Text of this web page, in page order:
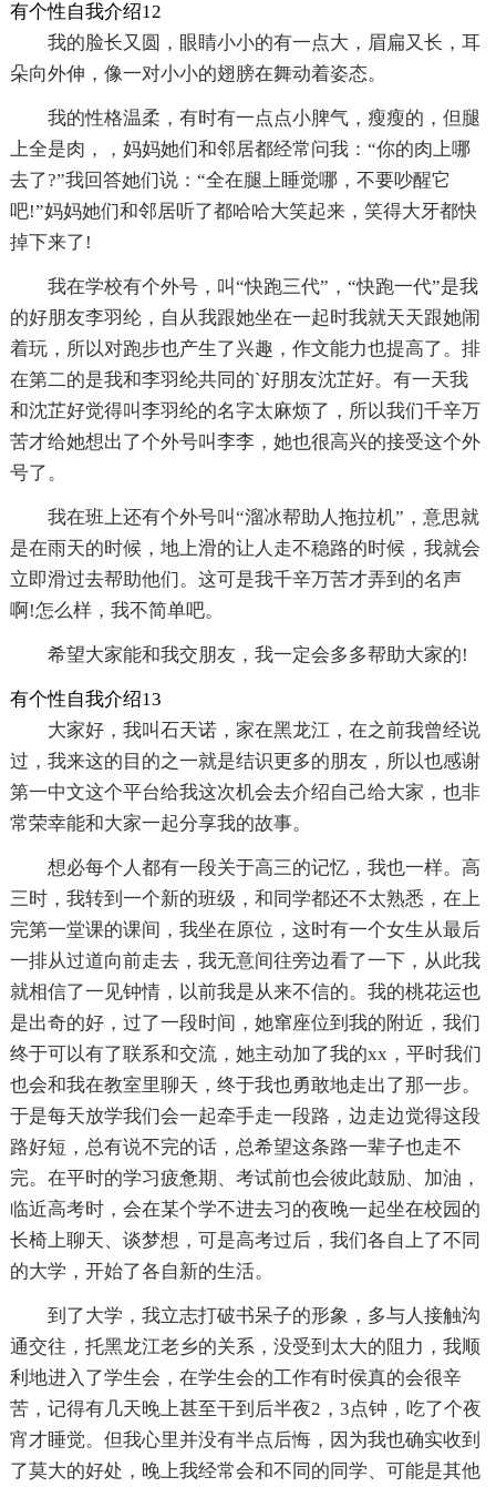
有个性自我介绍12
我的脸长又圆，眼睛小小的有一点大，眉扁又长，耳
朵向外伸，像一对小小的翅膀在舞动着姿态。
我的性格温柔，有时有一点点小脾气，瘦瘦的，但腿
上全是肉，，妈妈她们和邻居都经常问我：“你的肉上哪
去了?”我回答她们说：“全在腿上睡觉哪，不要吵醒它
吧!”妈妈她们和邻居听了都哈哈大笑起来，笑得大牙都快
掉下来了!
我在学校有个外号，叫“快跑三代”，“快跑一代”是我
的好朋友李羽纶，自从我跟她坐在一起时我就天天跟她闹
着玩，所以对跑步也产生了兴趣，作文能力也提高了。排
在第二的是我和李羽纶共同的`好朋友沈芷好。有一天我
和沈芷好觉得叫李羽纶的名字太麻烦了，所以我们千辛万
苦才给她想出了个外号叫李李，她也很高兴的接受这个外
号了。
我在班上还有个外号叫“溜冰帮助人拖拉机”，意思就
是在雨天的时候，地上滑的让人走不稳路的时候，我就会
立即滑过去帮助他们。这可是我千辛万苦才弄到的名声
啊!怎么样，我不简单吧。
希望大家能和我交朋友，我一定会多多帮助大家的!
有个性自我介绍13
大家好，我叫石天诺，家在黑龙江，在之前我曾经说
过，我来这的目的之一就是结识更多的朋友，所以也感谢
第一中文这个平台给我这次机会去介绍自己给大家，也非
常荣幸能和大家一起分享我的故事。
想必每个人都有一段关于高三的记忆，我也一样。高
三时，我转到一个新的班级，和同学都还不太熟悉，在上
完第一堂课的课间，我坐在原位，这时有一个女生从最后
一排从过道向前走去，我无意间往旁边看了一下，从此我
就相信了一见钟情，以前我是从来不信的。我的桃花运也
是出奇的好，过了一段时间，她窜座位到我的附近，我们
终于可以有了联系和交流，她主动加了我的xx，平时我们
也会和我在教室里聊天，终于我也勇敢地走出了那一步。
于是每天放学我们会一起牵手走一段路，边走边觉得这段
路好短，总有说不完的话，总希望这条路一辈子也走不
完。在平时的学习疲惫期、考试前也会彼此鼓励、加油，
临近高考时，会在某个学不进去习的夜晚一起坐在校园的
长椅上聊天、谈梦想，可是高考过后，我们各自上了不同
的大学，开始了各自新的生活。
到了大学，我立志打破书呆子的形象，多与人接触沟
通交往，托黑龙江老乡的关系，没受到太大的阻力，我顺
利地进入了学生会，在学生会的工作有时侯真的会很辛
苦，记得有几天晚上甚至干到后半夜2，3点钟，吃了个夜
宵才睡觉。但我心里并没有半点后悔，因为我也确实收到
了莫大的好处，晚上我经常会和不同的同学、可能是其他